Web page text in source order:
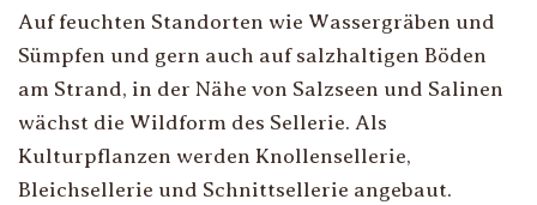
Auf feuchten Standorten wie Wassergräben und
Sümpfen und gern auch auf salzhaltigen Böden
am Strand, in der Nähe von Salzseen und Salinen
wächst die Wildform des Sellerie. Als
Kulturpflanzen werden Knollensellerie,
Bleichsellerie und Schnittsellerie angebaut.